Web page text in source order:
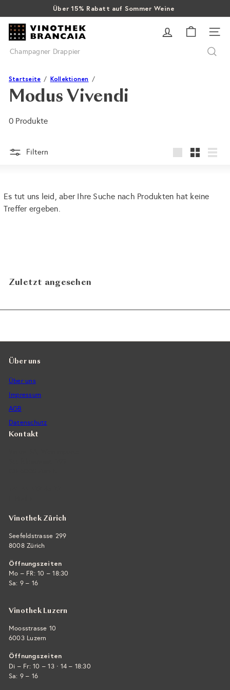
zum
Inhalt
Pause
Gratis Versand ab CHF 99
Über 15% Rabatt auf Sommer Weine
SALE: Bis zu 40% auf letzte Flaschen
V
i
n
t
h
e
a
i
a
Suche
Startseite Kollektionen
Modus Vivendi
0 Produkte
Filtern
Es tut uns leid, aber Ihre Suche nach Produkten hat keine
Treffer ergeben.
Zuletzt angesehen
Über uns
Über uns
Impressum
AGB
Datenschutz
Kontakt
Vinothek Zürich
Seefeldstrasse 299
8008 Zürich
Öffnungszeiten
Mo – FR: 10 – 18:30
Sa: 9 – 16
Vinothek Luzern
Moosstrasse 10
6003 Luzern
Öffnungszeiten
Di – Fr: 10 – 13 · 14 – 18:30
Sa: 9 – 16